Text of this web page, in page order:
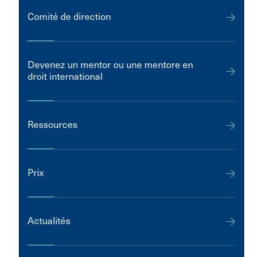
Comité de direction
Devenez un mentor ou une mentore en
droit international
Ressources
Prix
Actualités